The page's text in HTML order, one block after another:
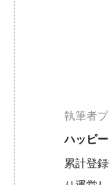
執筆者
ハッピ
累計登